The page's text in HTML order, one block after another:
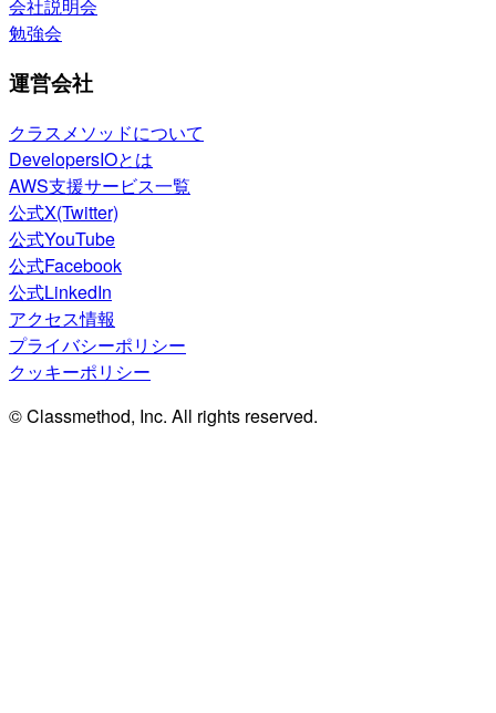
会社説明会
勉強会
運営会社
クラスメソッドについて
DevelopersIOとは
AWS支援サービス一覧
公式X(Twitter)
公式YouTube
公式Facebook
公式LinkedIn
アクセス情報
プライバシーポリシー
クッキーポリシー
© Classmethod, Inc. All rights reserved.